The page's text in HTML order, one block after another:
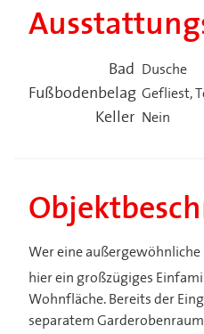
Bad Dusche
Fußbodenbelag Gefliest,
Keller Nein
Wer eine
hier ein großzügiges
Wohnfläche. Bereits der
separatem